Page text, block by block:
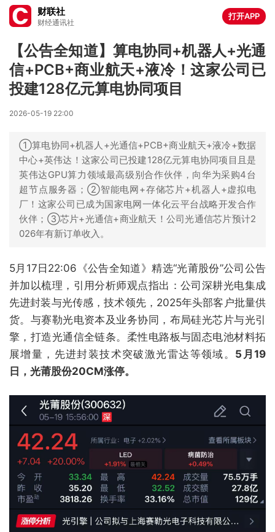
财联社
财经通讯社
打开APP
【公告全知道】算电协同+机器人+光通
信+PCB+商业航天+液冷！这家公司已
投建128亿元算电协同项目
2026-05-19 22:00
①算电协同+机器人+光通信+PCB+商业航天+液冷+数据
中心+英伟达！这家公司已投建128亿元算电协同项目且是
英伟达GPU算力领域最高级别合作伙伴，向华为采购4台
超节点服务器；②智能电网+存储芯片+机器人+虚拟电
厂！这家公司已成为国家电网一体化云平台战略开发合作
伙伴；③芯片+光通信+商业航天！公司光通信芯片预计2
026年有新订单收入。
5月17日22:06《公告全知道》精选“光莆股份”公司公告
并加以梳理，引用分析师观点指出：公司深耕光电集成
先进封装与光传感，技术领先，2025年头部客户批量供
货。与赛勒光电资本及业务协同，布局硅光芯片与光引
擎，打造光通信全链条。柔性电路板与固态电池材料拓
展增量，先进封装技术突破激光雷达等领域。 5月19
日，光莆股份20CM涨停。